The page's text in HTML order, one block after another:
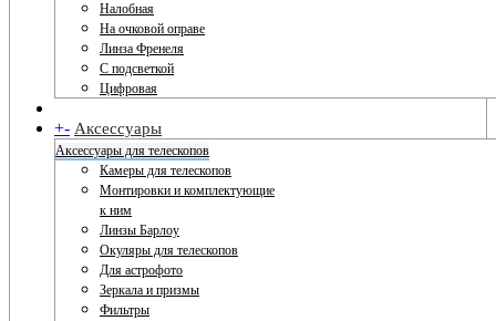
Налобная
На очковой оправе
Линза Френеля
С подсветкой
Цифровая
+- Аксессуары
Аксессуары для телескопов
Камеры для телескопов
Монтировки и комплектующие
к ним
Линзы Барлоу
Окуляры для телескопов
Для астрофото
Зеркала и призмы
Фильтры